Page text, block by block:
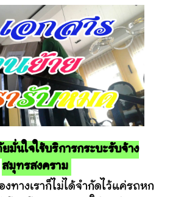
มั่นใจใช้บริการกระบะรับจ้าง
สมุทรสงคราม
เราก็ไม่ได้จำกัดไว้แค่รถหก